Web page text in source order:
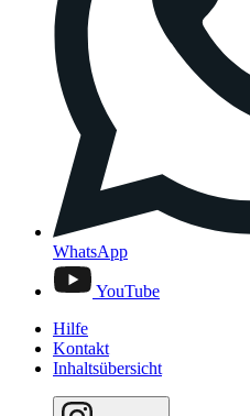
WhatsApp
YouTube
Hilfe
Kontakt
Inhaltsübersicht